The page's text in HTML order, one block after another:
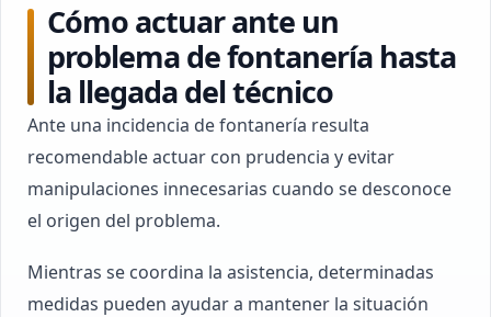
Cómo actuar ante un
problema de fontanería hasta
la llegada del técnico
Ante una incidencia de fontanería resulta
recomendable actuar con prudencia y evitar
manipulaciones innecesarias cuando se desconoce
el origen del problema.
Mientras se coordina la asistencia, determinadas
medidas pueden ayudar a mantener la situación